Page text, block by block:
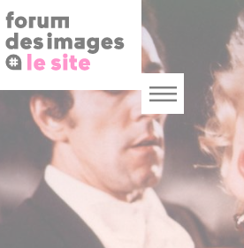
au
contenu
principal
Menu